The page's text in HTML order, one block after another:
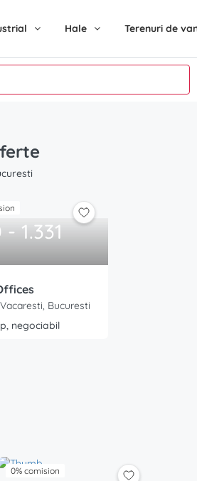
Hale Terenuri de
1.331
Bucuresti
negociabil
0% comision